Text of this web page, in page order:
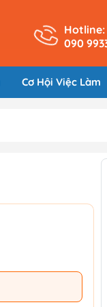
Hotline:
090
Cơ Hội Việc Làm